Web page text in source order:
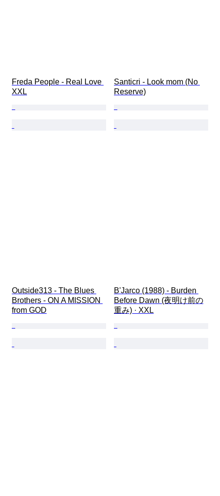
Freda People - Real Love
XXL
Santicri - Look mom (No
Reserve)
Outside313 - The Blues
Brothers - ON A MISSION
from GOD
B'Jarco (1988) - Burden
Before Dawn (夜明け前の
重み) · XXL